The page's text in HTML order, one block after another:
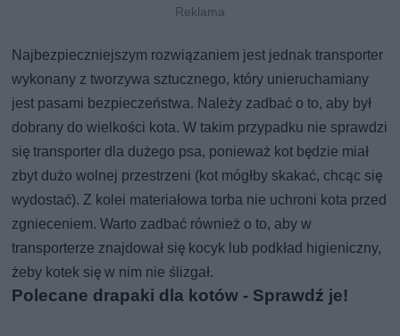
Najbezpieczniejszym rozwiązaniem jest jednak transporter
wykonany z tworzywa sztucznego, który unieruchamiany
jest pasami bezpieczeństwa. Należy zadbać o to, aby był
dobrany do wielkości kota. W takim przypadku nie sprawdzi
się transporter dla dużego psa, ponieważ kot będzie miał
zbyt dużo wolnej przestrzeni (kot mógłby skakać, chcąc się
wydostać). Z kolei materiałowa torba nie uchroni kota przed
zgnieceniem. Warto zadbać również o to, aby w
transporterze znajdował się kocyk lub podkład higieniczny,
żeby kotek się w nim nie ślizgał.
Polecane drapaki dla kotów - Sprawdź je!